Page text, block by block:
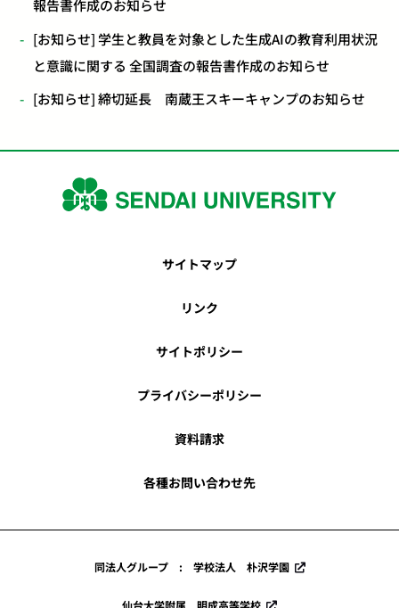
報告書作成のお知らせ
[お知らせ] 学生と教員を対象とした生成AIの教育利用状況
と意識に関する 全国調査の報告書作成のお知らせ
[お知らせ] 締切延長 南蔵王スキーキャンプのお知らせ
サイトマップ
リンク
サイトポリシー
プライバシーポリシー
資料請求
各種お問い合わせ先
同法人グループ : 学校法人 朴沢学園